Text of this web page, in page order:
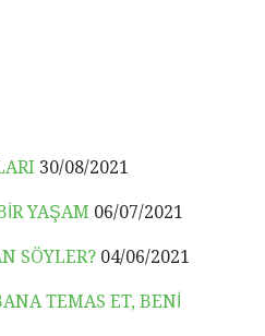
30/08/2021
YAŞAM 06/07/2021
SÖYLER? 04/06/2021
TEMAS ET, BENİ